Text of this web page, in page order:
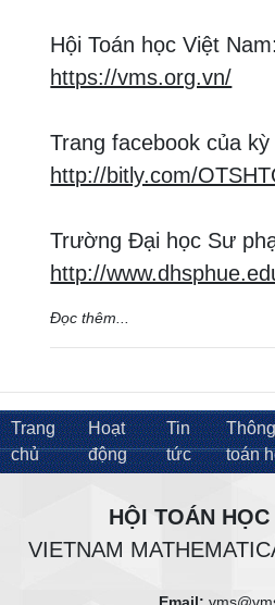
Hội Toán học Việt Nam:
https://vms.org.vn/
Trang facebook của kỳ
http://bitly.com/
Trường Đại học Sư
http://
Đọc thêm...
Trang
chủ
Hoạt
động
Tin
tức
toán
HỘI TOÁN
VIETNAM
Email: